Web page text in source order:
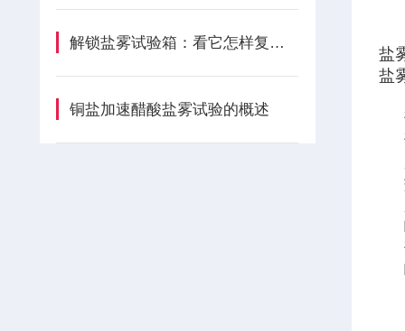
解锁盐雾试验箱：看它怎样复刻自然侵蚀，助力品质检测
铜盐加速醋酸盐雾试验的概述
盐
盐